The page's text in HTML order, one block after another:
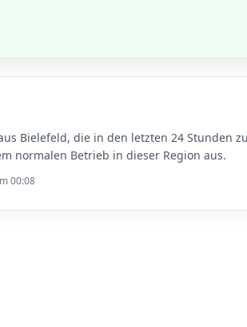
Bielefeld, die in den letzten 24 Stunden
normalen Betrieb in dieser Region aus.
00:08